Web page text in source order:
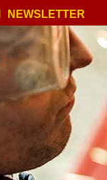
NEWSLETTER